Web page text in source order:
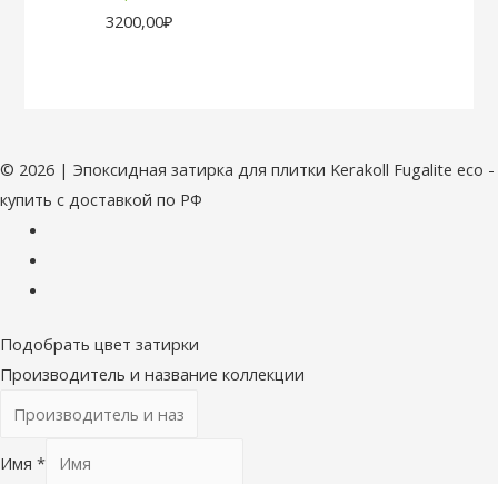
3200,00₽
© 2026 | Эпоксидная затирка для плитки Kerakoll Fugalite eco -
купить с доставкой по РФ
Подобрать цвет затирки
Производитель и название коллекции
Имя *